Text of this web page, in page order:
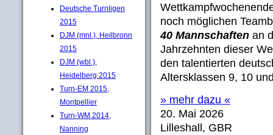
Deutsche Turnligen
2015
DJM (mnl.), Heilbronn
2015
DJM (wbl.),
Heidelberg 2015
Turn-EM 2015,
Montpellier
Turn-WM 2014,
Nanning
noch möglichen
40 Mannschaften an
Jahrzehnten dieser
den talentierten
Altersklassen 9, 10
» mehr dazu «
20. Mai 2026
Lilleshall, GBR